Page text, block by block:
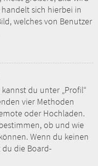
handelt sich hierbei in
welches von Benutzer
du unter „Profil“
vier Methoden
oder Hochladen.
ob und wie
Wenn du keinen
die Board-